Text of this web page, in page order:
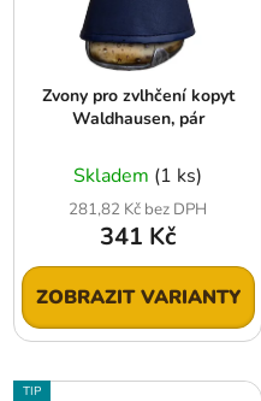
ů
Zvony pro zvlhčení kopyt
Waldhausen, pár
Skladem (1 ks)
281,82 Kč bez DPH
341 Kč
ZOBRAZIT VARIANTY
TIP